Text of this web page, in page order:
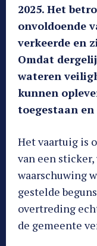
2025. Het
onvoldoende
verkeerde en
Omdat
wateren
kunnen
toegestaan
Het vaartuig is
van een
waarschuwing
gestelde
overtreding
de gemeente